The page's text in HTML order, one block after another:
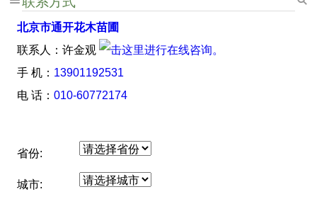
北京市通开花木苗圃
联系人：许金观
手 机： 13901192531
电 话： 010-60772174
省份:
城市: